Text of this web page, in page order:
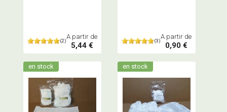
(2)
A partir de
5,44 € (3)
A partir de
0,90 €
en stock en stock